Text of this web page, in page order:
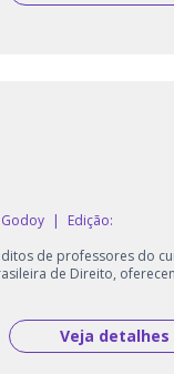
|
Edição:
de professores do
de Direito,
Veja detalhes